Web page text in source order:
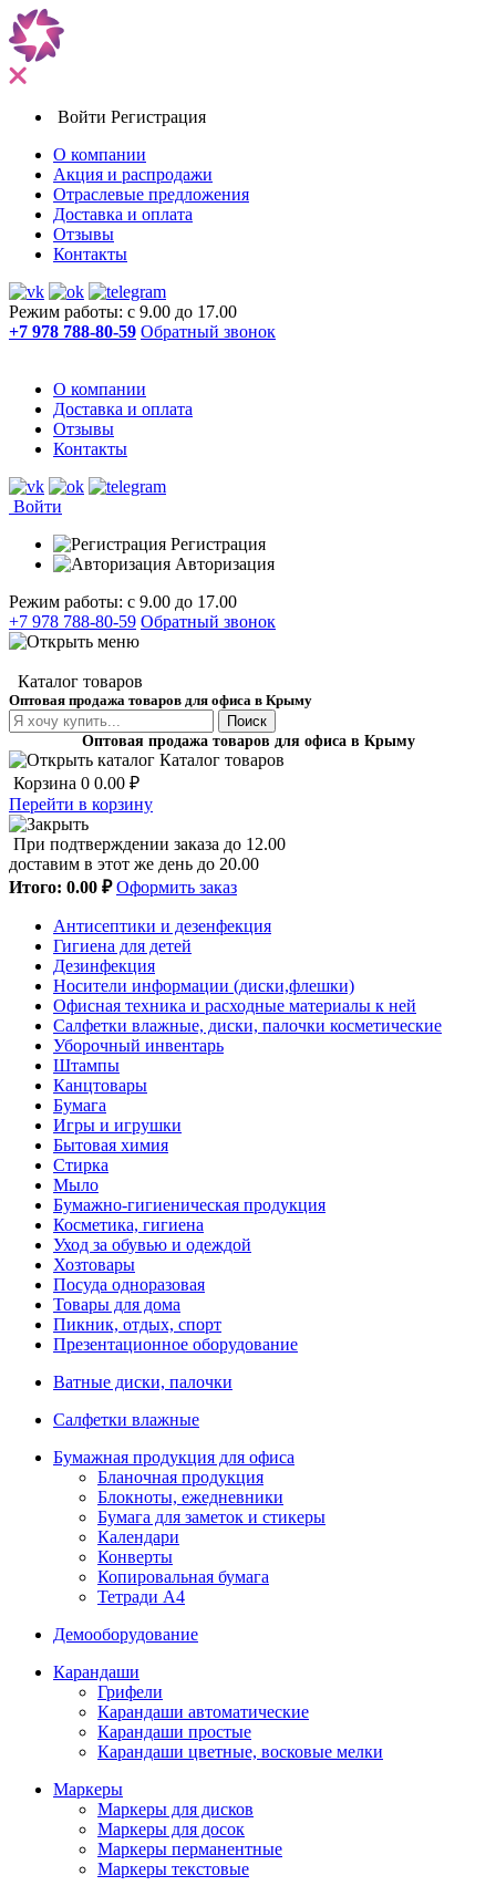
Войти Регистрация
О компании
Акция и распродажи
Отраслевые предложения
Доставка и оплата
Отзывы
Контакты
Режим работы: с 9.00 до 17.00
+7 978 788-80-59 Обратный звонок
О компании
Доставка и оплата
Отзывы
Контакты
Войти
Регистрация
Авторизация
Режим работы: с 9.00 до 17.00
+7 978 788-80-59 Обратный звонок
Каталог товаров
Оптовая продажа товаров для офиса в Крыму
Поиск
Оптовая продажа товаров для офиса в Крыму
Каталог товаров
Корзина 0 0.00 ₽
Перейти в корзину
При подтверждении заказа до 12.00
доставим в этот же день до 20.00
Итого: 0.00 ₽ Оформить заказ
Антисептики и дезенфекция
Гигиена для детей
Дезинфекция
Носители информации (диски,флешки)
Офисная техника и расходные материалы к ней
Салфетки влажные, диски, палочки косметические
Уборочный инвентарь
Штампы
Канцтовары
Бумага
Игры и игрушки
Бытовая химия
Стирка
Мыло
Бумажно-гигиеническая продукция
Косметика, гигиена
Уход за обувью и одеждой
Хозтовары
Посуда одноразовая
Товары для дома
Пикник, отдых, спорт
Презентационное оборудование
Ватные диски, палочки
Салфетки влажные
Бумажная продукция для офиса
Бланочная продукция
Блокноты, ежедневники
Бумага для заметок и стикеры
Календари
Конверты
Копировальная бумага
Тетради А4
Демооборудование
Карандаши
Грифели
Карандаши автоматические
Карандаши простые
Карандаши цветные, восковые мелки
Маркеры
Маркеры для дисков
Маркеры для досок
Маркеры перманентные
Маркеры текстовые